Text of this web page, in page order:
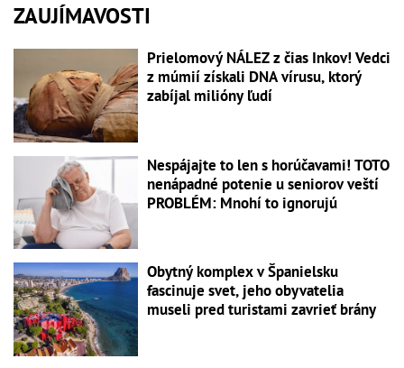
ZAUJÍMAVOSTI
Prielomový NÁLEZ z čias Inkov! Vedci
z múmií získali DNA vírusu, ktorý
zabíjal milióny ľudí
Nespájajte to len s horúčavami! TOTO
nenápadné potenie u seniorov veští
PROBLÉM: Mnohí to ignorujú
Obytný komplex v Španielsku
fascinuje svet, jeho obyvatelia
museli pred turistami zavrieť brány